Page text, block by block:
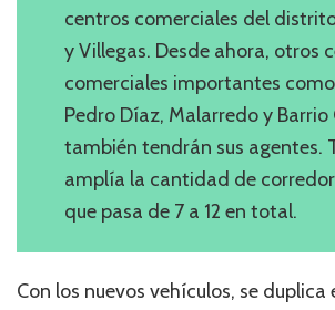
centros comerciales del
y Villegas. Desde ahora, otros
comerciales importantes
Pedro Díaz, Malarredo y Barrio
también tendrán sus agentes.
amplía la cantidad de
que pasa de 7 a 12 en total.
Con los nuevos vehículos, se duplica